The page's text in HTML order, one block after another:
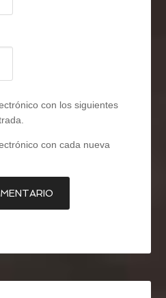
con los siguientes
con cada nueva